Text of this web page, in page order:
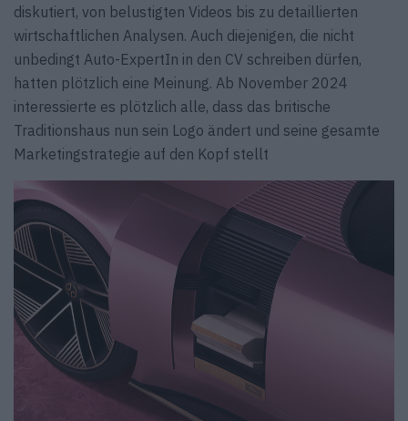
diskutiert, von belustigten Videos bis zu detaillierten
wirtschaftlichen Analysen. Auch diejenigen, die nicht
unbedingt Auto-ExpertIn in den CV schreiben dürfen,
hatten plötzlich eine Meinung. Ab November 2024
interessierte es plötzlich alle, dass das britische
Traditionshaus nun sein Logo ändert und seine gesamte
Marketingstrategie auf den Kopf stellt